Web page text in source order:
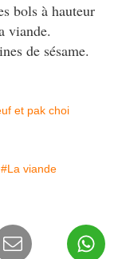
bols à hauteur
viande.
de sésame.
#La viande